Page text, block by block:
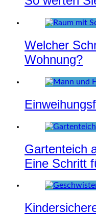
Welcher
Wohnung?
Gartenteich
Eine Schritt